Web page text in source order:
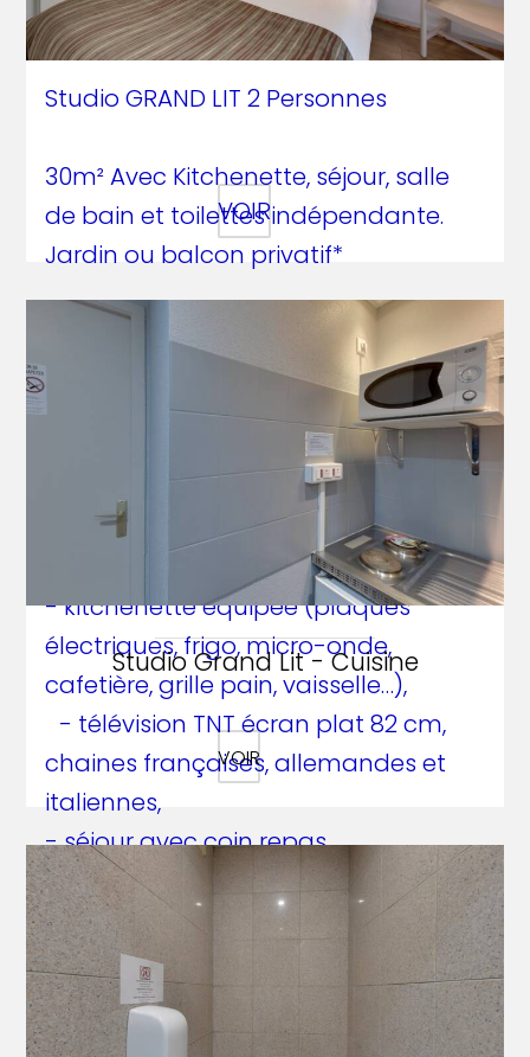
Studio GRAND LIT 2 Personnes
30m² Avec Kitchenette, séjour, salle
de bain et toilettes indépendante.
Jardin ou balcon privatif*
+ 1,65€ taxe de séjour
- 2 lits jumeaux ou 1 lit double avec
draps et linge de toilette,
- kitchenette équipée (plaques
électriques, frigo, micro-onde,
cafetière, grille pain, vaisselle…),
- télévision TNT écran plat 82 cm,
chaines françaises, allemandes et
italiennes,
- séjour avec coin repas,
- salle de bains en granit avec WC
et douche à l’italienne et sèche
cheveux,
- Wifi dans chaque chambre,
- Balcons pour certains studios.
VOIR
Studio Grand Lit - Cuisine
VOIR